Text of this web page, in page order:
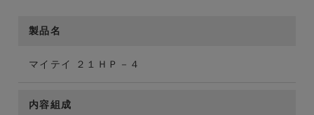
製品名
マイテイ ２１ＨＰ－４
内容組成